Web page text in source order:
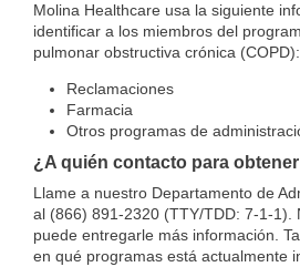
Molina Healthcare usa la siguiente
identificar a los miembros del
pulmonar obstructiva crónica (COPD):
Reclamaciones
Farmacia
Otros programas de
¿A quién contacto para
Llame a nuestro Departamento de
al (866) 891-2320 (TTY/TDD: 7-1-1).
puede entregarle más información.
en qué programas está actualmente